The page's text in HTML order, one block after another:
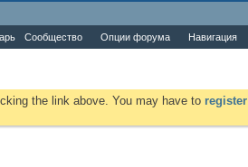
Сообщество Опции форума Навигация
the link above. You may have to register